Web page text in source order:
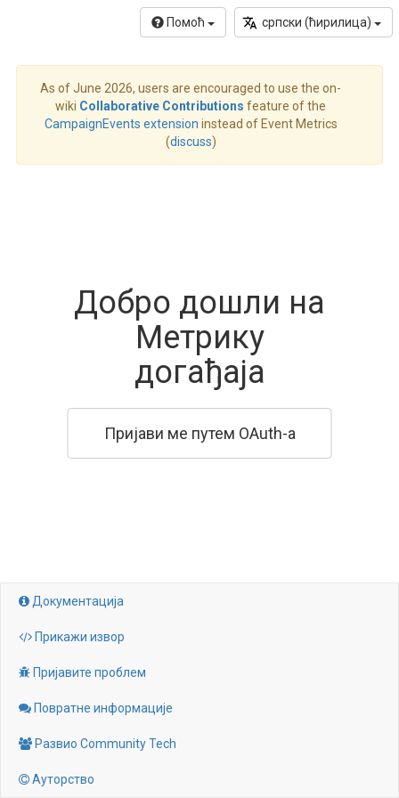
Помоћ српски (ћирилица)‎
As of June 2026, users are encouraged to use the on-
wiki Collaborative Contributions feature of the
CampaignEvents extension instead of Event Metrics
(discuss)
Добро дошли на
Метрику
догађаја
Пријави ме путем OAuth-а
 Документација
 Прикажи извор
 Пријавите проблем
 Повратне информације
 Развио Community Tech
 Ауторство